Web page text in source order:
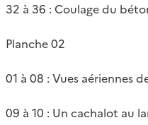
32 à 36 : Coulage du
Planche 02
01 à 08 : Vues aériennes
09 à 10 : Un cachalot au